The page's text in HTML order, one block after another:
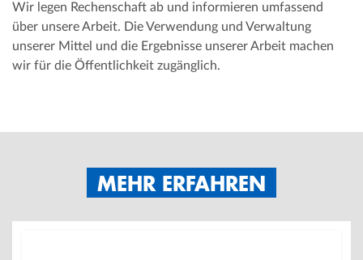
Wir legen Rechenschaft ab und informieren umfassend
über unsere Arbeit. Die Verwendung und Verwaltung
unserer Mittel und die Ergebnisse unserer Arbeit machen
wir für die Öffentlichkeit zugänglich.
MEHR ERFAHREN